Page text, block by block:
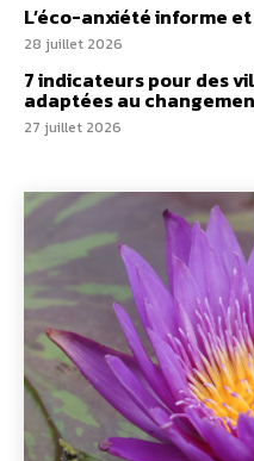
L’éco-anxiété informe
28 juillet 2026
7 indicateurs pour des
adaptées au
27 juillet 2026